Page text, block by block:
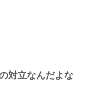
対立なんだよな